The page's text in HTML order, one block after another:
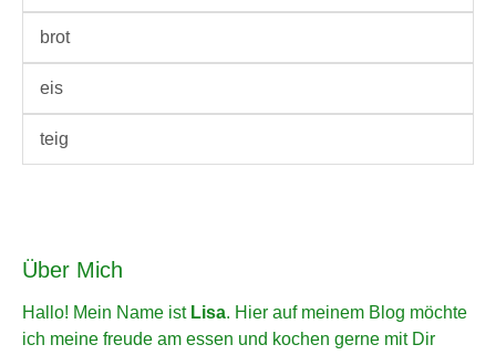
brot
eis
teig
Über Mich
Hallo! Mein Name ist Lisa. Hier auf meinem Blog möchte
ich meine freude am essen und kochen gerne mit Dir